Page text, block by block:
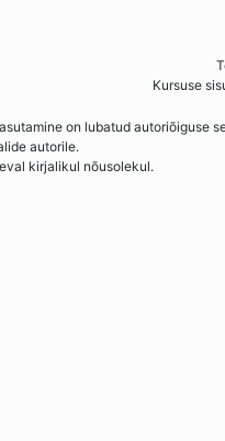
Kursuse
on lubatud autoriõiguse
autorile.
kirjalikul nõusolekul.